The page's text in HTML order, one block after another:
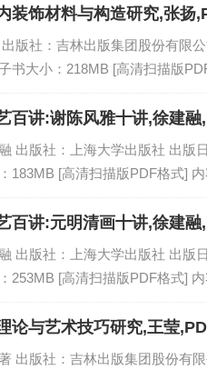
装饰材料与构造研究,张扬
版社：吉林出版集团股份有限
书大小：218MB [高清扫描版
百讲:谢陈风雅十讲,徐建
出版社：上海大学出版社 出版
183MB [高清扫描版PDF格式]
百讲:元明清画十讲,徐建
出版社：上海大学出版社 出版
253MB [高清扫描版PDF格式]
论与艺术技巧研究,王莹
出版社：吉林出版集团股份有